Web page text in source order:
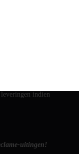
We kunnen voor
prints,
beheren en
indien
uitingen!